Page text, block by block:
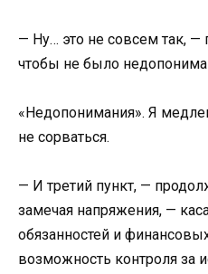
— Ну… это не совсем так,
чтобы не было
«Недопонимания». Я
не сорваться.
— И третий пункт, —
замечая напряжения, —
обязанностей и
возможность контроля за